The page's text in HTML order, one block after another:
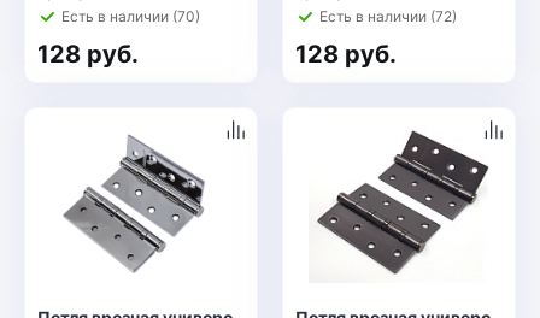
Есть в наличии (70)
128 руб.
Есть в наличии (72)
128 руб.